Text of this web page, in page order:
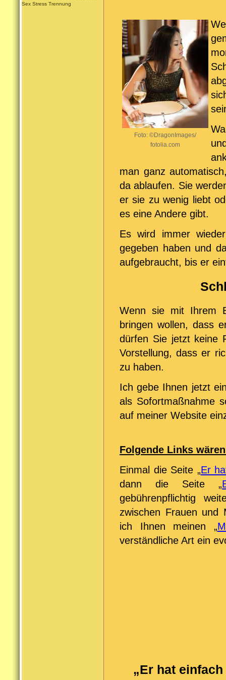
Sex Stress Trennung
Foto: ©DragonImages/
fotolia.com
man ganz
da ablaufen. Sie
er sie zu wenig liebt
es eine Andere gibt.
Es wird immer
gegeben haben und
aufgebraucht, bis er
Wenn sie mit Ihrem
bringen wollen, dass
dürfen Sie jetzt keine
Vorstellung, dass er
zu haben.
Ich gebe Ihnen jetzt
als Sofortmaßnahme
auf meiner Website
.
Folgende Links
Einmal die Seite „Er
dann die Seite „
gebührenpflichtig
zwischen Frauen und
ich Ihnen meinen „
verständliche Art ein
.
„Er hat